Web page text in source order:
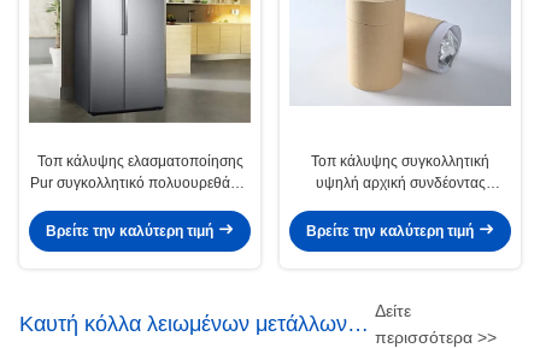
Τοπ κάλυψης ελασματοποίησης
Pur συγκολλητικό πολυουρεθάνιο
καυτό για την οικογένεια
Βρείτε την καλύτερη τιμή
Τοπ κάλυψης συγκολλητική
υψηλή αρχική συνδέοντας
καυτή για το πλυντήριο
Βρείτε την καλύτερη τιμή
Καυτή κόλλα λειωμένων μετάλλων
Δείτε
περισσότερα >>